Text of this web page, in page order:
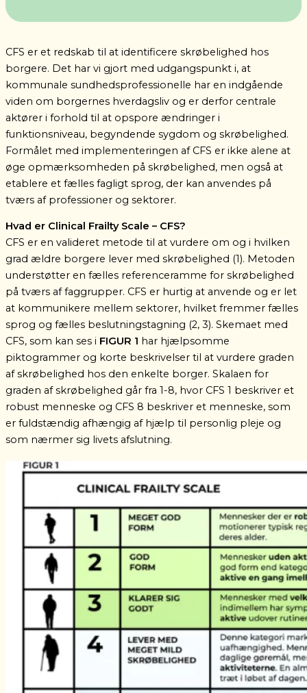
CFS er et redskab til at identificere skrøbelighed hos
borgere. Det har vi gjort med udgangspunkt i, at
kommunale sundhedsprofessionelle har en indgående
viden om borgernes hverdagsliv og er derfor centrale
aktører i forhold til at opspore ændringer i
funktionsniveau, begyndende sygdom og skrøbelighed.
Formålet med implementeringen af CFS er ikke alene at
øge opmærksomheden på skrøbelighed, men også at
etablere et fælles fagligt sprog, der kan anvendes på
tværs af professioner og sektorer.
Hvad er Clinical Frailty Scale – CFS?
CFS er en valideret metode til at vurdere om og i hvilken
grad ældre borgere lever med skrøbelighed (1). Metoden
understøtter en fælles referenceramme for skrøbelighed
på tværs af faggrupper. CFS er hurtig at anvende og er let
at kommunikere mellem sektorer, hvilket fremmer fælles
sprog og fælles beslutningstagning (2, 3). Skemaet med
CFS, som kan ses i FIGUR 1 har hjælpsomme
piktogrammer og korte beskrivelser til at vurdere graden
af skrøbelighed hos den enkelte borger. Skalaen for
graden af skrøbelighed går fra 1-8, hvor CFS 1 beskriver et
robust menneske og CFS 8 beskriver et menneske, som
er fuldstændig afhængig af hjælp til personlig pleje og
som nærmer sig livets afslutning.